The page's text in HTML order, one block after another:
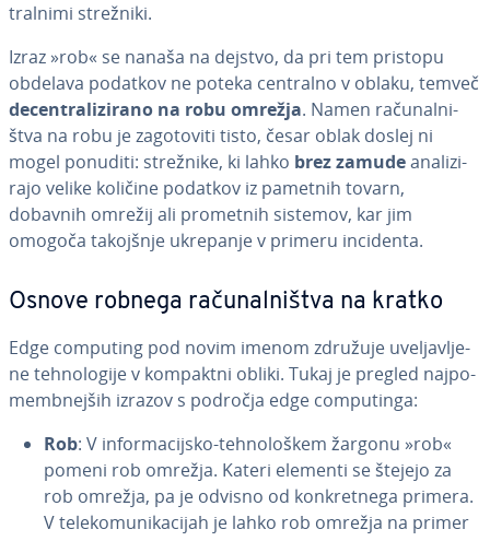
tral­ni­mi strežniki.
Izraz »rob« se nanaša na dejstvo, da pri tem pristopu
obdelava podatkov ne poteka centralno v oblaku, temveč
de­cen­tra­li­zi­ra­no na robu omrežja. Namen ra­ču­nal­ni­
štva na robu je za­go­to­vi­ti tisto, česar oblak doslej ni
mogel ponuditi: strežnike, ki lahko brez zamudeana­li­zi­
ra­jo velike količine podatkov iz pametnih tovarn,
dobavnih omrežij ali prometnih sistemov, kar jim
omogoča takojšnje ukrepanje v primeru incidenta.
Osnove robnega ra­ču­nal­ni­štva na kratko
Edge computing pod novim imenom združuje uve­lja­vlje­
ne teh­no­lo­gi­je v kompaktni obliki. Tukaj je pregled naj­po­
memb­nej­ših izrazov s področja edge com­pu­tin­ga:
Rob: V in­for­ma­cij­sko-teh­no­lo­škem žargonu »rob«
pomeni rob omrežja. Kateri elementi se štejejo za
rob omrežja, pa je odvisno od kon­kre­tne­ga primera.
V te­le­ko­mu­ni­ka­ci­jah je lahko rob omrežja na primer